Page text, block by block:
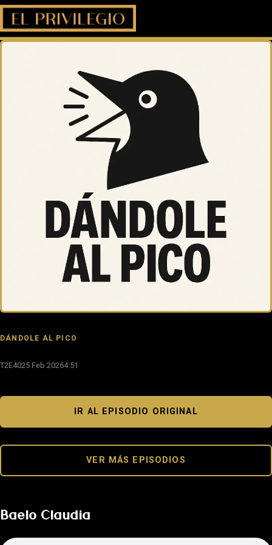
DÁNDOLE AL PICO
T2E4025 Feb 20264:51
IR AL EPISODIO ORIGINAL
VER MÁS EPISODIOS
Baelo Claudia